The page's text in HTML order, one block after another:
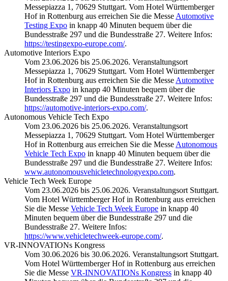
Messepiazza 1, 70629 Stuttgart. Vom Hotel Württemberger
Hof in Rottenburg aus erreichen Sie die Messe Automotive
Testing Expo in knapp 40 Minuten bequem über die
Bundesstraße 297 und die Bundesstraße 27. Weitere Infos:
https://testingexpo-europe.com/.
Automotive Interiors Expo
Vom 23.06.2026 bis 25.06.2026. Veranstaltungsort
Messepiazza 1, 70629 Stuttgart. Vom Hotel Württemberger
Hof in Rottenburg aus erreichen Sie die Messe Automotive
Interiors Expo in knapp 40 Minuten bequem über die
Bundesstraße 297 und die Bundesstraße 27. Weitere Infos:
https://automotive-interiors-expo.com/.
Autonomous Vehicle Tech Expo
Vom 23.06.2026 bis 25.06.2026. Veranstaltungsort
Messepiazza 1, 70629 Stuttgart. Vom Hotel Württemberger
Hof in Rottenburg aus erreichen Sie die Messe Autonomous
Vehicle Tech Expo in knapp 40 Minuten bequem über die
Bundesstraße 297 und die Bundesstraße 27. Weitere Infos:
www.autonomousvehicletechnologyexpo.com.
Vehicle Tech Week Europe
Vom 23.06.2026 bis 25.06.2026. Veranstaltungsort Stuttgart.
Vom Hotel Württemberger Hof in Rottenburg aus erreichen
Sie die Messe Vehicle Tech Week Europe in knapp 40
Minuten bequem über die Bundesstraße 297 und die
Bundesstraße 27. Weitere Infos:
https://www.vehicletechweek-europe.com/.
VR-INNOVATIONs Kongress
Vom 30.06.2026 bis 30.06.2026. Veranstaltungsort Stuttgart.
Vom Hotel Württemberger Hof in Rottenburg aus erreichen
Sie die Messe VR-INNOVATIONs Kongress in knapp 40